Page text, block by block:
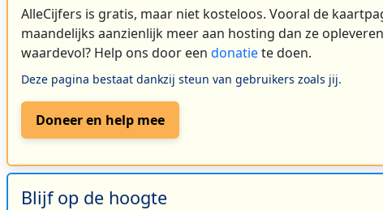
AlleCijfers is gratis, maar niet kosteloos. Vooral de
maandelijks aanzienlijk meer aan hosting dan ze
waardevol? Help ons door een donatiete doen.
Deze pagina bestaat dankzij steun van gebruikers zoals jij.
Doneer en help mee
Blijf op de hoogte